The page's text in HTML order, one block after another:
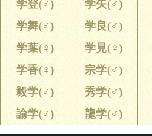
学登(♂) 学矢(♂)
学舞(♂) 学良(♂)
学葉(♀) 学見(♀)
学香(♀) 宗学(♂)
毅学(♂) 秀学(♂)
諭学(♂) 龍学(♂)